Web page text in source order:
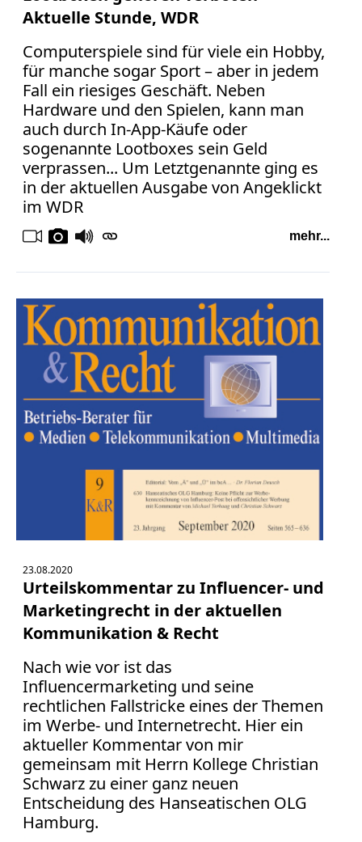
Aktuelle Stunde, WDR
Computerspiele sind für viele ein Hobby,
für manche sogar Sport – aber in jedem
Fall ein riesiges Geschäft. Neben
Hardware und den Spielen, kann man
auch durch In-App-Käufe oder
sogenannte Lootboxes sein Geld
verprassen... Um Letztgenannte ging es
in der aktuellen Ausgabe von Angeklickt
im WDR
mehr...
23.08.2020
Urteilskommentar zu Influencer- und
Marketingrecht in der aktuellen
Kommunikation & Recht
Nach wie vor ist das
Influencermarketing und seine
rechtlichen Fallstricke eines der Themen
im Werbe- und Internetrecht. Hier ein
aktueller Kommentar von mir
gemeinsam mit Herrn Kollege Christian
Schwarz zu einer ganz neuen
Entscheidung des Hanseatischen OLG
Hamburg.